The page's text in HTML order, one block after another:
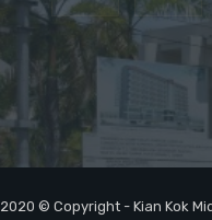
2020 © Copyright - Kian Kok